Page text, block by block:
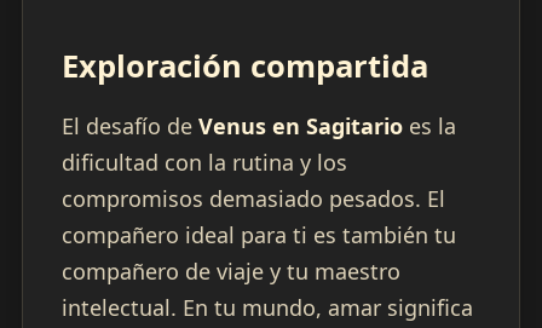
Exploración compartida
El desafío de Venus en Sagitarioes la
dificultad con la rutina y los
compromisos demasiado pesados. El
compañero ideal para ti es también tu
compañero de viaje y tu maestro
intelectual. En tu mundo, amar significa